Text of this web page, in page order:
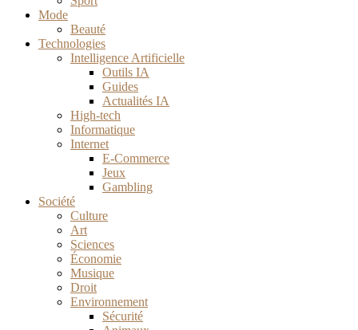
Mode
Beauté
Technologies
Intelligence Artificielle
Outils IA
Guides
Actualités IA
High-tech
Informatique
Internet
E-Commerce
Jeux
Gambling
Société
Culture
Art
Sciences
Économie
Musique
Droit
Environnement
Sécurité